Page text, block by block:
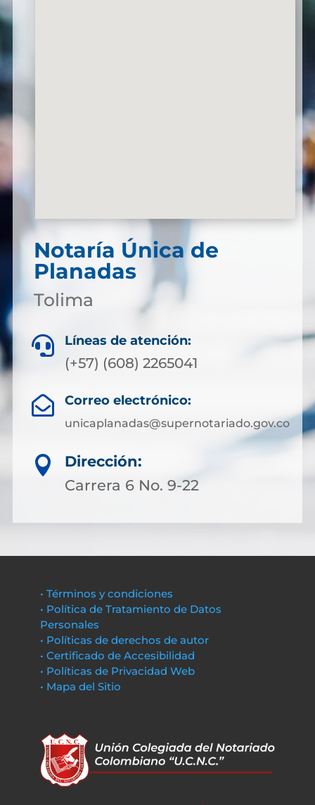
Notaría Única de
Planadas
Tolima
 Líneas de atención:
(+57) (608) 2265041
 Correo electrónico:
unicaplanadas@supernotariado.gov.co

Dirección:
Carrera 6 No. 9-22
• Términos y condiciones
• Política de Tratamiento de Datos
Personales
• Políticas de derechos de autor
• Certificado de Accesibilidad
• Políticas de Privacidad Web
• Mapa del Sitio